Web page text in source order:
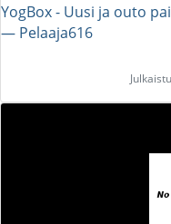
YogBox - Uusi ja outo
― Pelaaja616